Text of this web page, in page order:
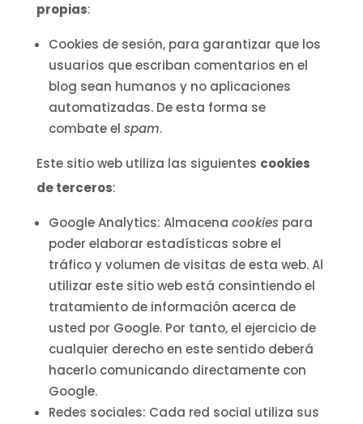
propias:
Cookies de sesión, para garantizar que los
usuarios que escriban comentarios en el
blog sean humanos y no aplicaciones
automatizadas. De esta forma se
combate el spam.
Este sitio web utiliza las siguientes cookies
de terceros:
Google Analytics: Almacena cookies para
poder elaborar estadísticas sobre el
tráfico y volumen de visitas de esta web. Al
utilizar este sitio web está consintiendo el
tratamiento de información acerca de
usted por Google. Por tanto, el ejercicio de
cualquier derecho en este sentido deberá
hacerlo comunicando directamente con
Google.
Redes sociales: Cada red social utiliza sus